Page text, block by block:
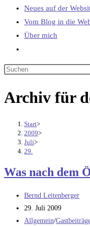
Neues auf der
Vom Blog in die
Über mich
umschalten
Archiv für
Start>
2009>
Juli>
29.
Was nach dem
Beitrags-
Autor:
Bernd Leitenberger
Beitrag
veröffentlicht:
29. Juli 2009
Beitrags-
Allgemein/